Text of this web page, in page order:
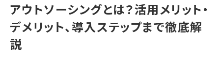
アウトソーシングとは？活用メリット・
デメリット、導入ステップまで徹底解
説